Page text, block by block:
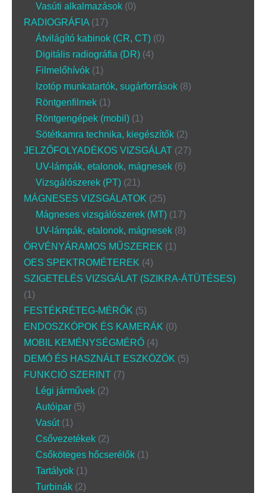
Vasúti alkalmazások 0
RADIOGRÁFIA 17
Átvilágító kabinok (CR, CT) 0
Digitális radiográfia (DR) 4
Filmelőhívók 1
Izotóp munkatartók, sugárforrások 8
Röntgenfilmek 1
Röntgengépek (mobil) 1
Sötétkamra technika, kiegészítők 2
JELZŐFOLYADÉKOS VIZSGÁLAT 27
UV-lámpák, etalonok, mágnesek 6
Vizsgálószerek (PT) 21
MÁGNESES VIZSGÁLATOK
25
Mágneses vizsgálószerek (MT) 17
UV-lámpák, etalonok, mágnesek 8
ÖRVÉNYÁRAMOS MŰSZEREK
1
OES SPEKTROMÉTEREK 4
SZIGETELÉS VIZSGÁLAT (SZIKRA-ÁTÜTÉSES)
1
FESTÉKRÉTEG-MÉRŐK
5
ENDOSZKÓPOK ÉS KAMERÁK
0
MOBIL KEMÉNYSÉGMÉRŐ 4
DEMÓ ÉS HASZNÁLT ESZKÖZÖK
5
FUNKCIÓ SZERINT 7
Légi járművek 2
Autóipar 5
Vasút 1
Csővezetékek 2
Csőköteges hőcserélők 1
Tartályok 1
Turbinák 2